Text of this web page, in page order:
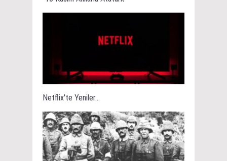
Netflix'te Yeniler...